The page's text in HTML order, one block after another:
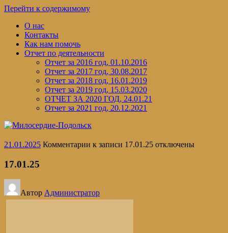
Перейти к содержимому
О нас
Контакты
Как нам помочь
Отчет по деятельности
Отчет за 2016 год, 01.10.2016
Отчет за 2017 год, 30.08.2017
Отчет за 2018 год, 16.01.2019
Отчет за 2019 год, 15.03.2020
ОТЧЕТ ЗА 2020 ГОД, 24.01.21
Отчет за 2021 год, 20.12.2021
21.01.2025 Комментарии к записи 17.01.25 отключены
17.01.25
Автор Администратор